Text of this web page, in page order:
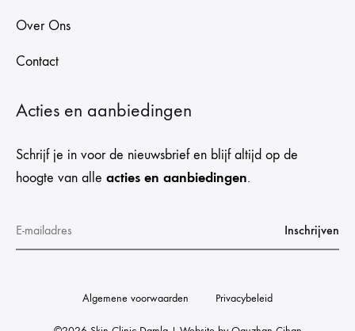
Over Ons
Contact
Acties en aanbiedingen
Schrijf je in voor de nieuwsbrief en blijf altijd op de
hoogte van alle acties en aanbiedingen.
Algemene voorwaarden Privacybeleid